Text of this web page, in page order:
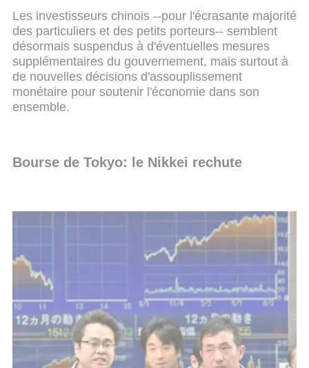
Les investisseurs chinois --pour l'écrasante majorité
des particuliers et des petits porteurs-- semblent
désormais suspendus à d'éventuelles mesures
supplémentaires du gouvernement, mais surtout à
de nouvelles décisions d'assouplissement
monétaire pour soutenir l'économie dans son
ensemble.
Bourse de Tokyo: le Nikkei rechute